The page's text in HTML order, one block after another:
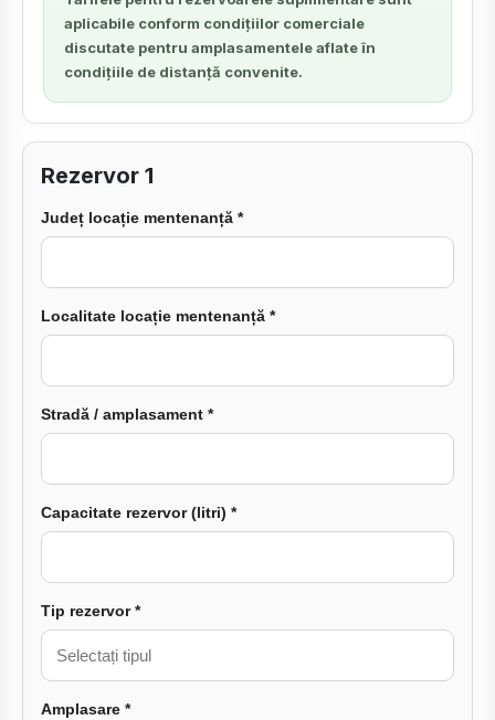
aplicabile conform condițiilor comerciale
discutate pentru amplasamentele aflate în
condițiile de distanță convenite.
Rezervor 1
Județ locație mentenanță *
Localitate locație mentenanță *
Stradă / amplasament *
Capacitate rezervor (litri) *
Tip rezervor *
Amplasare *